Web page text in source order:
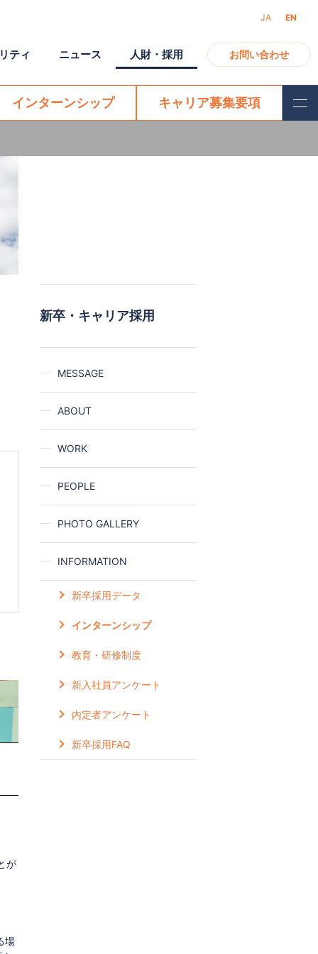
新卒・キャリア採用
MESSAGE
ABOUT
WORK
PEOPLE
PHOTO GALLERY
INFORMATION
新卒採用データ
インターンシップ
教育・研修制度
新入社員アンケート
内定者アンケート
新卒採用FAQ
が
場
JA EN
お問い合わせ
アクセス
ティ
ガバナンス
ニュース 人財・採用
キャリア募集要項
インターンシップ